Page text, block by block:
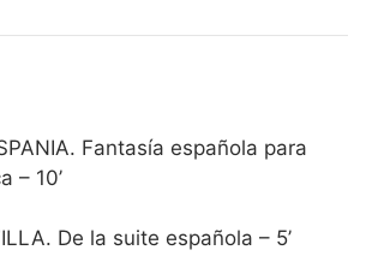
Fantasía española para
– 10’
De la suite española – 5’